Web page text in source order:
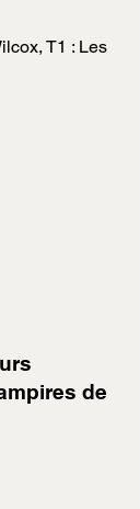
T1 : Les
de